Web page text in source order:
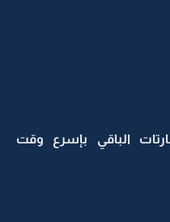
الباقي بإسرع وقت